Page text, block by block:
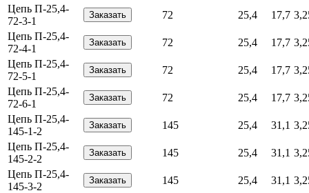
Цепь П-25,4-
72-3-1
72 25,4 17,7
Цепь П-25,4-
72-4-1
72 25,4 17,7
Цепь П-25,4-
72-5-1
72 25,4 17,7
Цепь П-25,4-
72-6-1
72 25,4 17,7
Цепь П-25,4-
145-1-2
145 25,4 31,1
Цепь П-25,4-
145-2-2
145 25,4 31,1
Цепь П-25,4-
145-3-2
145 25,4 31,1